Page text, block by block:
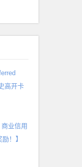
高开卡
业信用
！】